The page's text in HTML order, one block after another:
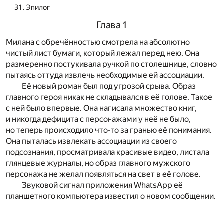
Эпилог
Глава 1
Милана с обречённостью смотрела на абсолютно
чистый лист бумаги, который лежал перед нею. Она
размеренно постукивала ручкой по столешнице, словно
пытаясь оттуда извлечь необходимые ей ассоциации.
Её новый роман был под угрозой срыва. Образ
главного героя никак не складывался в её голове. Такое
с ней было впервые. Она написала множество книг,
и никогда дефицита с персонажами у неё не было,
но теперь происходило что-то за гранью её понимания.
Она пыталась извлекать ассоциации из своего
подсознания, просматривала красивые видео, листала
глянцевые журналы, но образ главного мужского
персонажа не желал появляться на свет в её голове.
Звуковой сигнал приложения WhatsApp её
планшетного компьютера известил о новом сообщении.